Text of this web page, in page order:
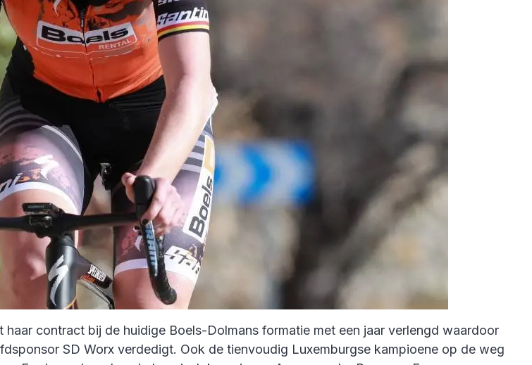
contract bij de huidige Boels-Dolmans formatie met een jaar verlengd waardoor
SD Worx verdedigt. Ook de tienvoudig Luxemburgse kampioene op de weg